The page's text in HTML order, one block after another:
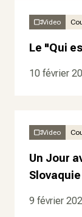
Video
Le "Qui
10 février
Video
Un Jour
Slovaquie
9 février